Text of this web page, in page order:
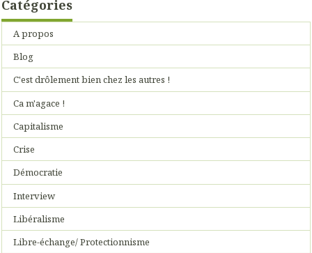
Catégories
A propos
Blog
C'est drôlement bien chez les autres !
Ca m'agace !
Capitalisme
Crise
Démocratie
Interview
Libéralisme
Libre-échange/ Protectionnisme